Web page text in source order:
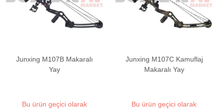
Junxing M107B Makaralı
Yay
Bu ürün geçici olarak
Junxing M107C Kamuflaj
Makaralı Yay
Bu ürün geçici olarak